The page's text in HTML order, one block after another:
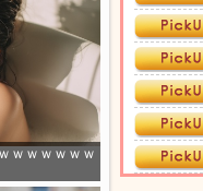
ｗｗｗｗｗｗ